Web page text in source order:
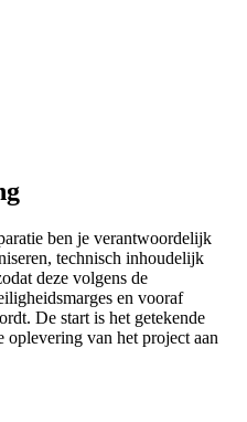
ben je verantwoordelijk
technisch inhoudelijk
deze volgens de
en vooraf
De start is het getekende
oplevering van het project aan